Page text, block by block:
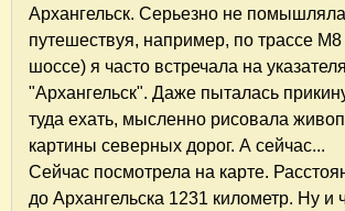
Архангельск. Серьезно не
путешествуя, например, по трассе
шоссе) я часто встречала на
"Архангельск". Даже пыталась
туда ехать, мысленно рисовала
картины северных дорог. А сейчас...
Сейчас посмотрела на карте.
до Архангельска 1231 километр. Ну и